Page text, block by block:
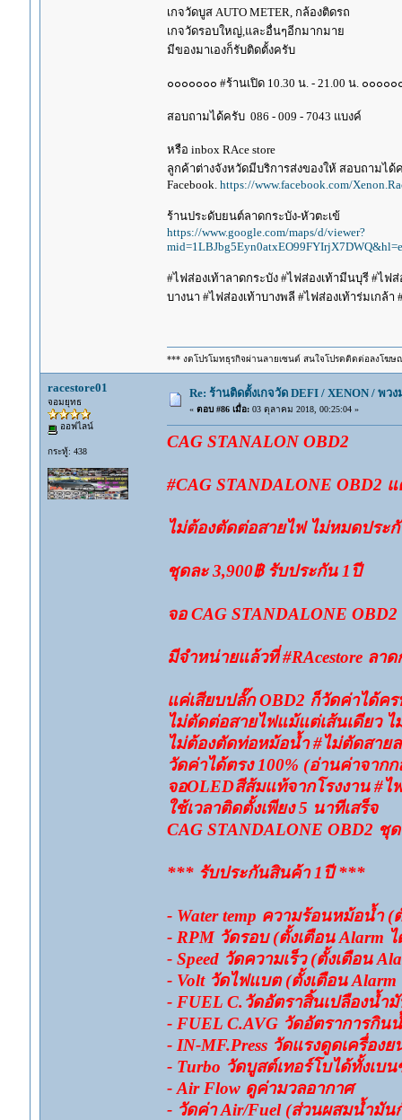
เกจวัดบูส AUTO METER, กล้องติดรถ
เกจวัดรอบใหญ่,และอื่นๆอีกมากมาย
มีของมาเองก็รับติดตั้งครับ
๐๐๐๐๐๐๐ #ร้านเปิด 10.30 น. - 21.00 น. ๐๐๐๐๐
สอบถามได้ครับ 086 - 009 - 7043 แบงค์
หรือ inbox RAce store
ลูกค้าต่างจังหวัดมีบริการส่งของให้ สอบถามได้
Facebook. https://www.facebook.com/
ร้านประดับยนต์ลาดกระบัง-หัวตะเข้
https://www.google.com/maps/d/viewer?
#ไฟส่องเท้าลาดกระบัง #ไฟส่องเท้ามีนบุรี #ไฟ
บางนา #ไฟส่องเท้าบางพลี #ไฟส่องเท้าร่มเกล้
*** งดโปรโมทธุรกิจผ่านลายเซนต์ สนใจโปรดติดต่อลงโฆษ
racestore01
จอมยุทธ
ออฟไลน์
กระทู้: 438
Re: ร้านติดตั้งเกจวัด DEFI / XENON / พว
« ตอบ #86 เมื่อ:03 ตุลาคม 2018, 00:25:04 »
CAG STANALON OBD2
#CAG STANDALONE OBD2
ไม่ต้องตัดต่อสายไฟ ไม่หมดประ
ชุดละ 3,900฿ รับประกัน 1ปี
จอ CAG STANDALONE OBD2
มีจำหน่ายแล้วที่ #RAcestore ลา
แค่เสียบปลั๊ก OBD2 ก็วัดค่าได้คร
ไม่ตัดต่อสายไฟแม้แต่เส้นเดียว
ไม่ต้องตัดท่อหม้อน้ำ #ไม่ตัดสายล
วัดค่าได้ตรง 100% (อ่านค่าจากก
จอOLEDสีส้มแท้จากโรงงาน #
ใช้เวลาติดตั้งเพียง 5 นาทีเสร็จ
CAG STANDALONE OBD2 ชุ
*** รับประกันสินค้า 1ปี ***
- Water temp ความร้อนหม้อน้ำ (
- RPM วัดรอบ (ตั้งเตือน Alarm ไ
- Speed วัดความเร็ว (ตั้งเตือน
- Volt วัดไฟแบต (ตั้งเตือน Alarm
- FUEL C.วัดอัตราสิ้นเปลืองน้ำ
- FUEL C.AVG วัดอัตราการกิน
- IN-MF.Press วัดแรงดูดเครื่อง
- Turbo วัดบูสต์เทอร์โบได้ทั้งเบ
- Air Flow ดูค่ามวลอากาศ
- วัดค่า Air/Fuel (ส่วนผสมน้ำมัน